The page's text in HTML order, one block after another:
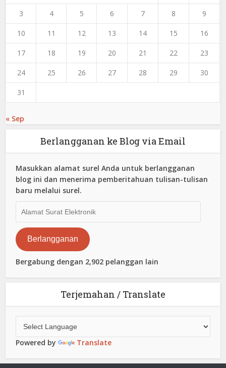
3 4 5 6 7 8 9
10 11 12 13 14 15 16
17 18 19 20 21 22 23
24 25 26 27 28 29 30
31
« Sep
Berlangganan ke Blog via Email
Masukkan alamat surel Anda untuk berlangganan
blog ini dan menerima pemberitahuan tulisan-tulisan
baru melalui surel.
Surat
Elektronik
Berlangganan
Bergabung dengan 2,902 pelanggan lain
Terjemahan / Translate
Powered by Translate